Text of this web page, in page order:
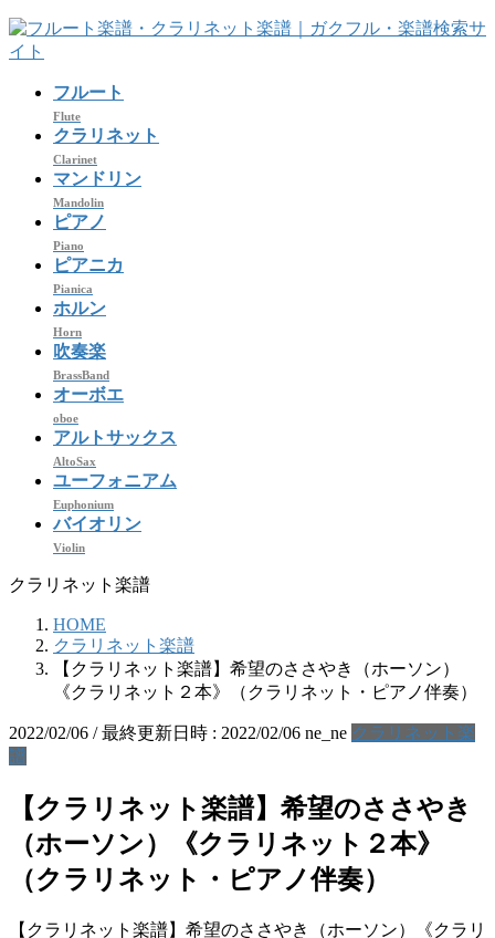
コ
ン
ナ
ビ
フルート
Flute
クラリネット
Clarinet
マンドリン
Mandolin
ピアノ
Piano
ピアニカ
Pianica
ホルン
Horn
吹奏楽
BrassBand
オーボエ
oboe
アルトサックス
AltoSax
ユーフォニアム
Euphonium
バイオリン
Violin
クラリネット楽譜
HOME
クラリネット楽譜
【クラリネット楽譜】希望のささやき（ホーソン）
《クラリネット２本》（クラリネット・ピアノ伴奏）
2022/02/06 / 最終更新日時 : 2022/02/06 ne_ne クラリネット楽
譜
【クラリネット楽譜】希望のささやき
（ホーソン）《クラリネット２本》
（クラリネット・ピアノ伴奏）
【クラリネット楽譜】希望のささやき（ホーソン）《クラリ